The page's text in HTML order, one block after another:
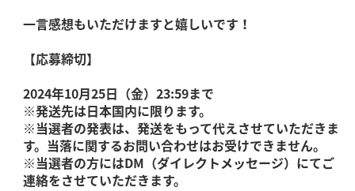
一言感想もいただけますと嬉しいです！
【応募締切】
2024年10月25日（金）23:59まで
※発送先は日本国内に限ります。
※当選者の発表は、発送をもって代えさせていただきま
す。当落に関するお問い合わせはお受けできません。
※当選者の方にはDM（ダイレクトメッセージ）にてご
連絡をさせていただきます。